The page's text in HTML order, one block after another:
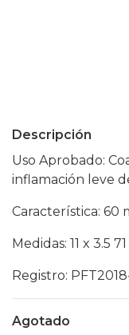
Descripción
Uso Aprobado:
inflamación leve
Característica: 60
Medidas: 11 x 3.5
Registro:
Agotado